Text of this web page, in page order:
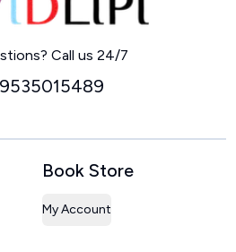
Call us 24/7
Book Store
My Account